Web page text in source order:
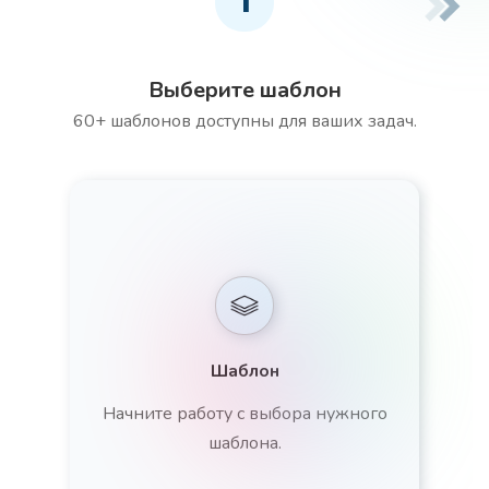
Выберите шаблон
60+ шаблонов доступны для ваших задач.
Шаблон
Начните работу с выбора нужного
шаблона.